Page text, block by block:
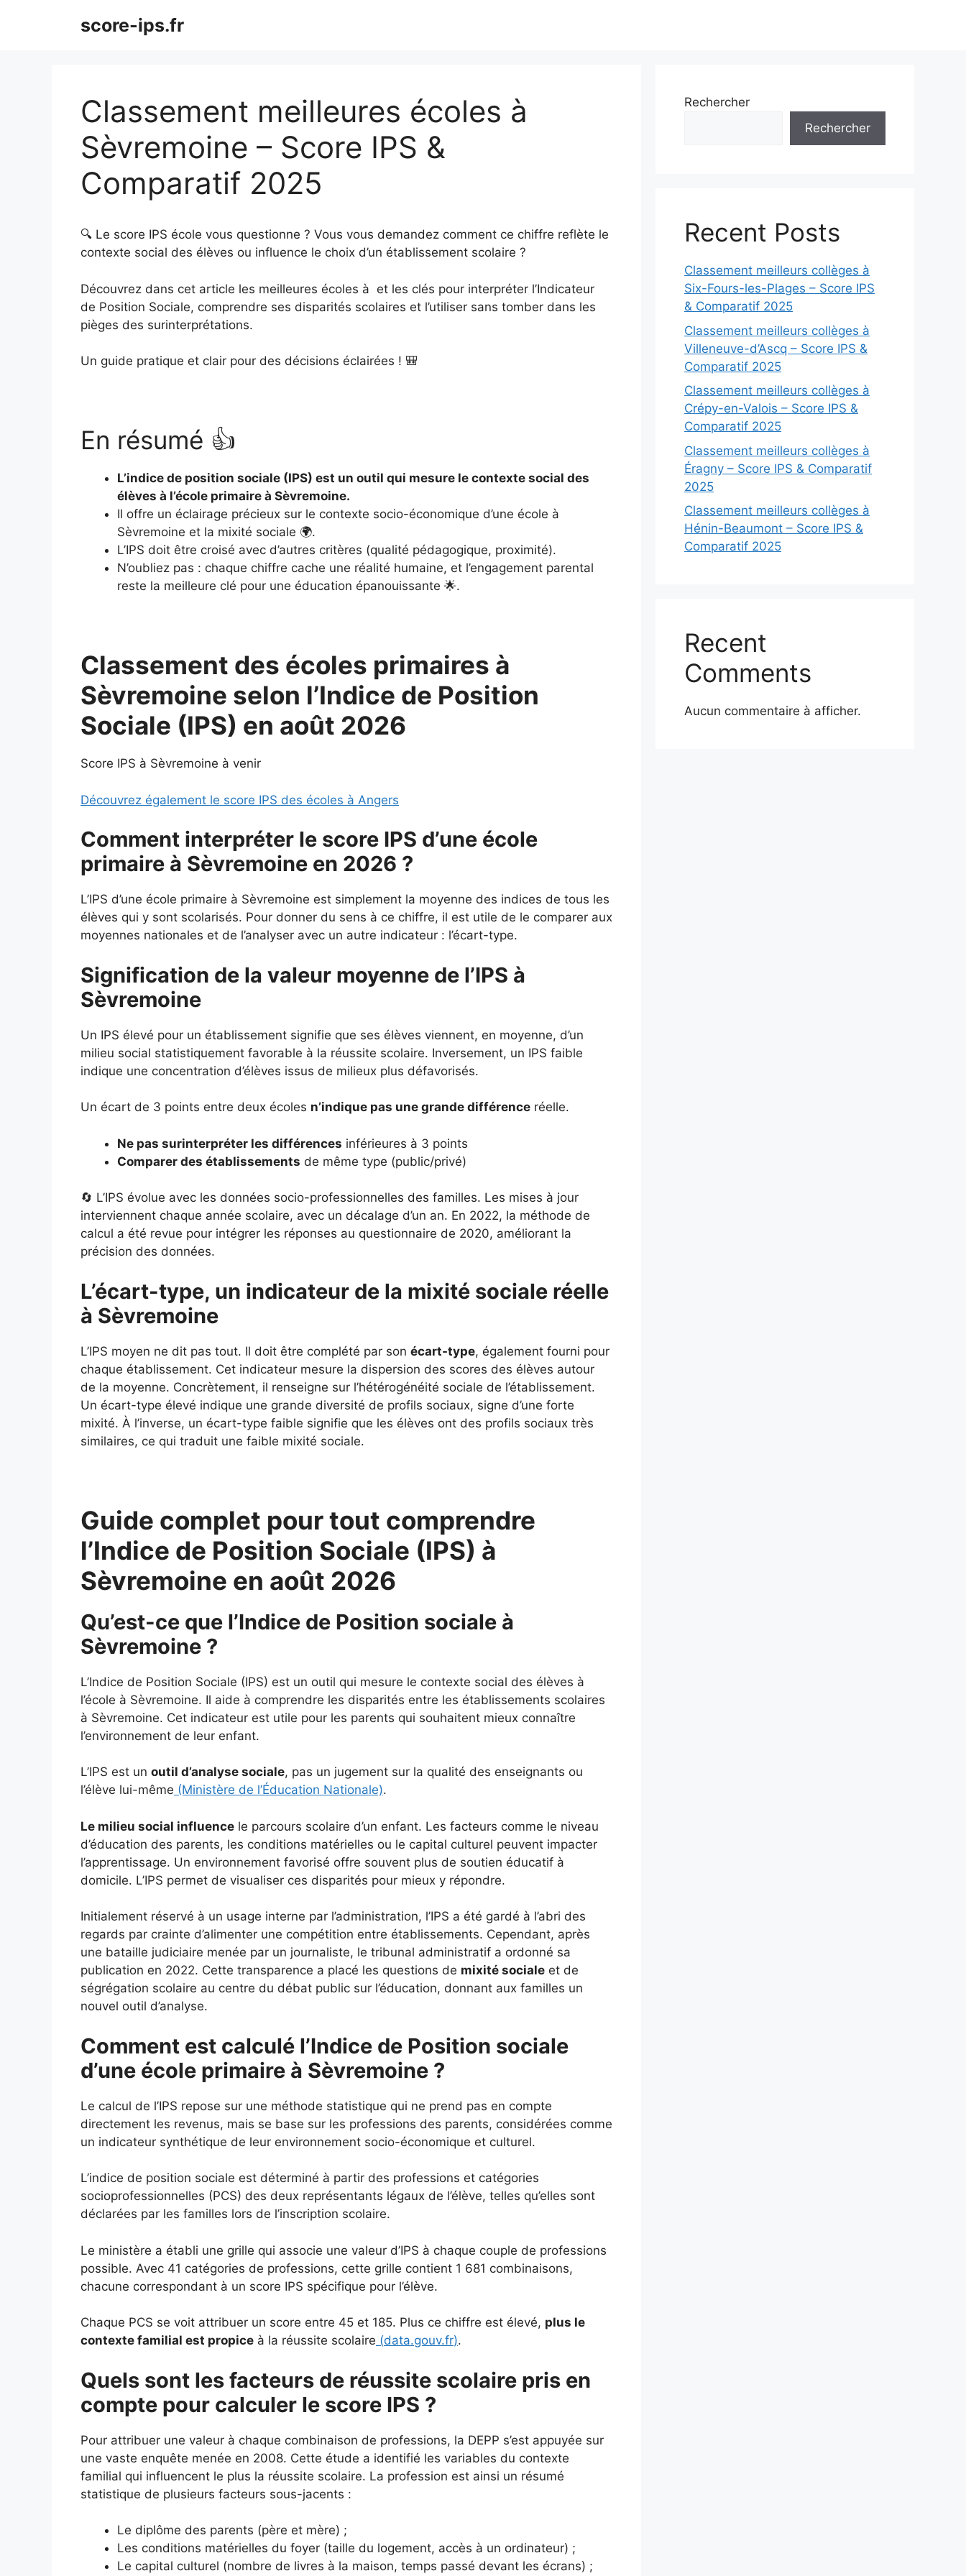
score-ips.fr
Classement meilleures écoles à
Sèvremoine – Score IPS &
Comparatif 2025
🔍 Le score IPS école vous questionne ? Vous vous demandez comment ce chiffre reflète le
contexte social des élèves ou influence le choix d’un établissement scolaire ?
Découvrez dans cet article les meilleures écoles à et les clés pour interpréter l’Indicateur
de Position Sociale, comprendre ses disparités scolaires et l’utiliser sans tomber dans les
pièges des surinterprétations.
Un guide pratique et clair pour des décisions éclairées ! 🎒
En résumé 👍
L’indice de position sociale (IPS) est un outil qui mesure le contexte social des
élèves à l’école primaire à Sèvremoine.
Il offre un éclairage précieux sur le contexte socio-économique d’une école à
Sèvremoine et la mixité sociale 🌍.
L’IPS doit être croisé avec d’autres critères (qualité pédagogique, proximité).
N’oubliez pas : chaque chiffre cache une réalité humaine, et l’engagement parental
reste la meilleure clé pour une éducation épanouissante 🌟.
Classement des écoles primaires à
Sèvremoine selon l’Indice de Position
Sociale (IPS) en août 2026
Score IPS à Sèvremoine à venir
Découvrez également le score IPS des écoles à Angers
Comment interpréter le score IPS d’une école
primaire à Sèvremoine en 2026 ?
L’IPS d’une école primaire à Sèvremoine est simplement la moyenne des indices de tous les
élèves qui y sont scolarisés. Pour donner du sens à ce chiffre, il est utile de le comparer aux
moyennes nationales et de l’analyser avec un autre indicateur : l’écart-type.
Signification de la valeur moyenne de l’IPS à
Sèvremoine
Un IPS élevé pour un établissement signifie que ses élèves viennent, en moyenne, d’un
milieu social statistiquement favorable à la réussite scolaire. Inversement, un IPS faible
indique une concentration d’élèves issus de milieux plus défavorisés.
Un écart de 3 points entre deux écoles n’indique pas une grande différence réelle.
Ne pas surinterpréter les différences inférieures à 3 points
Comparer des établissements de même type (public/privé)
🔄 L’IPS évolue avec les données socio-professionnelles des familles. Les mises à jour
interviennent chaque année scolaire, avec un décalage d’un an. En 2022, la méthode de
calcul a été revue pour intégrer les réponses au questionnaire de 2020, améliorant la
précision des données.
L’écart-type, un indicateur de la mixité sociale réelle
à Sèvremoine
L’IPS moyen ne dit pas tout. Il doit être complété par son écart-type, également fourni pour
chaque établissement. Cet indicateur mesure la dispersion des scores des élèves autour
de la moyenne. Concrètement, il renseigne sur l’hétérogénéité sociale de l’établissement.
Un écart-type élevé indique une grande diversité de profils sociaux, signe d’une forte
mixité. À l’inverse, un écart-type faible signifie que les élèves ont des profils sociaux très
similaires, ce qui traduit une faible mixité sociale.
Guide complet pour tout comprendre
l’Indice de Position Sociale (IPS) à
Sèvremoine en août 2026
Qu’est-ce que l’Indice de Position sociale à
Sèvremoine ?
L’Indice de Position Sociale (IPS) est un outil qui mesure le contexte social des élèves à
l’école à Sèvremoine. Il aide à comprendre les disparités entre les établissements scolaires
à Sèvremoine. Cet indicateur est utile pour les parents qui souhaitent mieux connaître
l’environnement de leur enfant.
L’IPS est un outil d’analyse sociale, pas un jugement sur la qualité des enseignants ou
l’élève lui-même (Ministère de l’Éducation Nationale).
Le milieu social influence le parcours scolaire d’un enfant. Les facteurs comme le niveau
d’éducation des parents, les conditions matérielles ou le capital culturel peuvent impacter
l’apprentissage. Un environnement favorisé offre souvent plus de soutien éducatif à
domicile. L’IPS permet de visualiser ces disparités pour mieux y répondre.
Initialement réservé à un usage interne par l’administration, l’IPS a été gardé à l’abri des
regards par crainte d’alimenter une compétition entre établissements. Cependant, après
une bataille judiciaire menée par un journaliste, le tribunal administratif a ordonné sa
publication en 2022. Cette transparence a placé les questions de mixité sociale et de
ségrégation scolaire au centre du débat public sur l’éducation, donnant aux familles un
nouvel outil d’analyse.
Comment est calculé l’Indice de Position sociale
d’une école primaire à Sèvremoine ?
Le calcul de l’IPS repose sur une méthode statistique qui ne prend pas en compte
directement les revenus, mais se base sur les professions des parents, considérées comme
un indicateur synthétique de leur environnement socio-économique et culturel.
L’indice de position sociale est déterminé à partir des professions et catégories
socioprofessionnelles (PCS) des deux représentants légaux de l’élève, telles qu’elles sont
déclarées par les familles lors de l’inscription scolaire.
Le ministère a établi une grille qui associe une valeur d’IPS à chaque couple de professions
possible. Avec 41 catégories de professions, cette grille contient 1 681 combinaisons,
chacune correspondant à un score IPS spécifique pour l’élève.
Chaque PCS se voit attribuer un score entre 45 et 185. Plus ce chiffre est élevé, plus le
contexte familial est propice à la réussite scolaire (data.gouv.fr).
Quels sont les facteurs de réussite scolaire pris en
compte pour calculer le score IPS ?
Pour attribuer une valeur à chaque combinaison de professions, la DEPP s’est appuyée sur
une vaste enquête menée en 2008. Cette étude a identifié les variables du contexte
familial qui influencent le plus la réussite scolaire. La profession est ainsi un résumé
statistique de plusieurs facteurs sous-jacents :
Le diplôme des parents (père et mère) ;
Les conditions matérielles du foyer (taille du logement, accès à un ordinateur) ;
Le capital culturel (nombre de livres à la maison, temps passé devant les écrans) ;
Rechercher
Rechercher
Recent Posts
Classement meilleurs collèges à
Six-Fours-les-Plages – Score IPS
& Comparatif 2025
Classement meilleurs collèges à
Villeneuve-d’Ascq – Score IPS &
Comparatif 2025
Classement meilleurs collèges à
Crépy-en-Valois – Score IPS &
Comparatif 2025
Classement meilleurs collèges à
Éragny – Score IPS & Comparatif
2025
Classement meilleurs collèges à
Hénin-Beaumont – Score IPS &
Comparatif 2025
Recent
Comments
Aucun commentaire à afficher.